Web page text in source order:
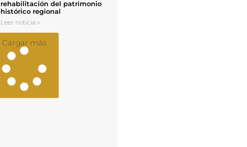
rehabilitación del patrimonio
histórico regional
Leer noticia »
Cargar más